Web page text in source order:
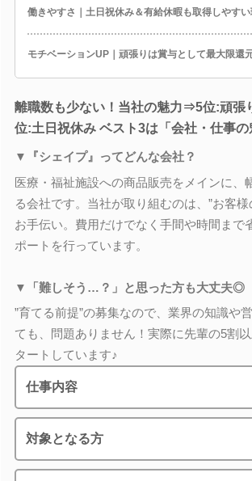
働きやすさ｜土日祝休み＆有給休暇も取得しやすい
モチベーションUP｜頑張りは賞与として最大限還
離職数も少ない！当社の魅力⇒5位:頑張
位:土日祝休み ベスト3は「会社・仕事の
▼『シェイプ』ってどんな会社？
医療・福祉施設への商品販売をメインに、
る会社です。当社が取り組むのは、”お客様
お手伝い。費用だけでなく手間や時間まで
ポートを行っています。
▼「難しそう…？」と思った方も大丈夫◎
”育てる前提”の募集なので、業界の知識や
ても、問題ありません！実際に先輩の5割
タートしています♪
仕事内容
対象となる方